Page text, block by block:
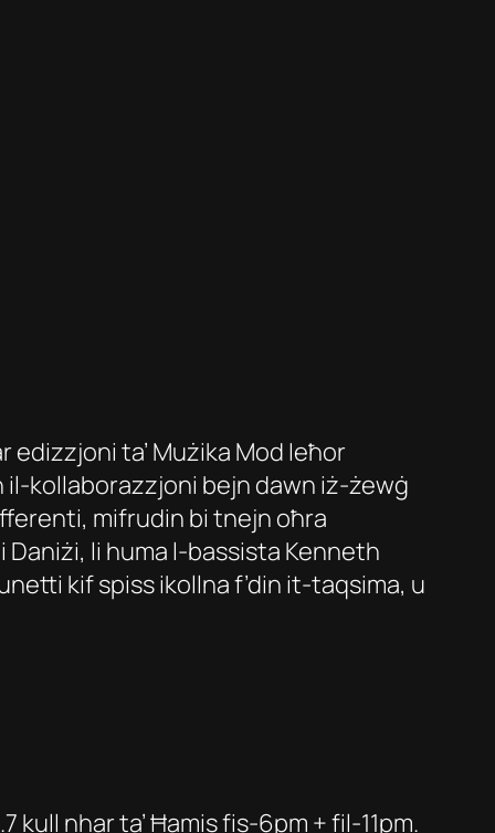
edizzjoni ta’ Mużika Mod Ieħor
il-kollaborazzjoni bejn dawn iż-żewġ
mifrudin bi tnejn oħra
li huma l-bassista Kenneth
kif spiss ikollna f’din it-taqsima, u
kull nhar ta’ Ħamis fis-6pm + fil-11pm.